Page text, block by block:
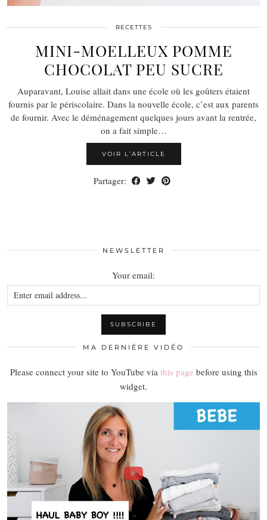
RECETTES
MINI-MOELLEUX POMME
CHOCOLAT PEU SUCRE
Auparavant, Louise allait dans une école où les goûters étaient
fournis par le périscolaire. Dans la nouvelle école, c’est aux parents
de fournir. Avec le déménagement quelques jours avant la rentrée,
on a fait simple…
VOIR L’ARTICLE
Partager:
NEWSLETTER
Your email:
MA DERNIÈRE VIDÉO
Please connect your site to YouTube via this page before using this
widget.